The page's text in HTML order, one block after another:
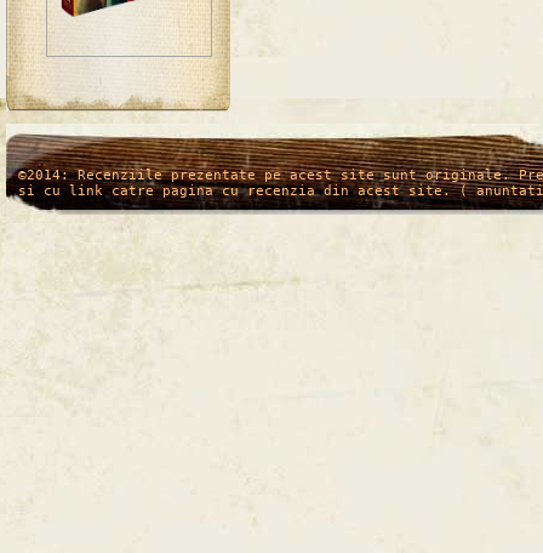
/* */
©2014: Recenziile prezentate pe acest site sunt originale.
si cu link catre pagina cu recenzia din acest site. (